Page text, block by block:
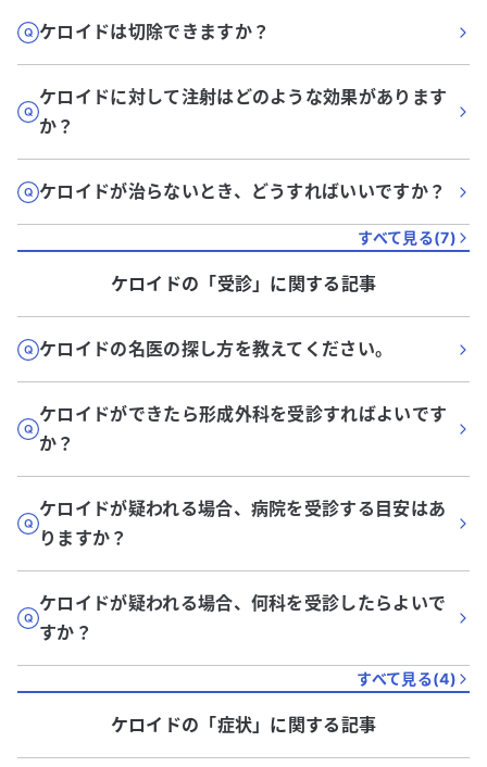
ケロイドは切除できますか？
ケロイドに対して注射はどのような効果があります
か？
ケロイドが治らないとき、どうすればいいですか？
すべて見る(7)
ケロイドの「受診」に関する記事
ケロイドの名医の探し方を教えてください。
ケロイドができたら形成外科を受診すればよいです
か？
ケロイドが疑われる場合、病院を受診する目安はあ
りますか？
ケロイドが疑われる場合、何科を受診したらよいで
すか？
すべて見る(4)
ケロイドの「症状」に関する記事